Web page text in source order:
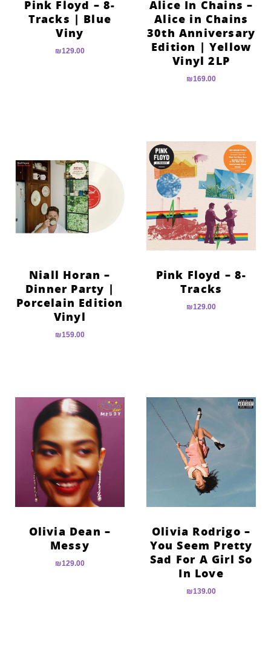
Alice In Chains –
Alice in Chains
30th Anniversary
Edition | Yellow
Vinyl 2LP
₪169.00
Pink Floyd – 8-
Tracks | Blue
Viny
₪129.00
Pink Floyd – 8-
Tracks
₪129.00
Niall Horan –
Dinner Party |
Porcelain Edition
Vinyl
₪159.00
Olivia Rodrigo –
You Seem Pretty
Sad For A Girl So
In Love
₪139.00
Olivia Dean –
Messy
₪129.00